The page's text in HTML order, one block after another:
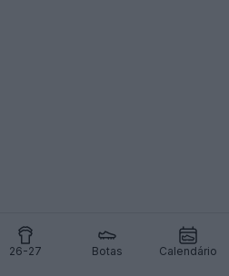
26-27 Botas Calendário